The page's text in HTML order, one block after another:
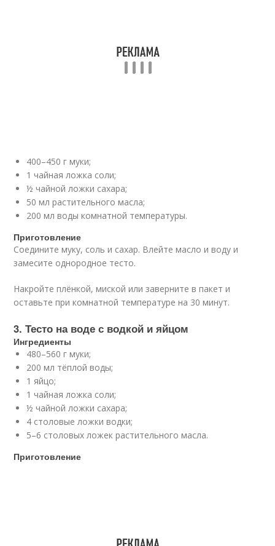
400–450 г муки;
1 чайная ложка соли;
½ чайной ложки сахара;
50 мл растительного масла;
200 мл воды комнатной температуры.
Приготовление
Соедините муку, соль и сахар. Влейте масло и воду и
замесите однородное тесто.
Накройте плёнкой, миской или заверните в пакет и
оставьте при комнатной температуре на 30 минут.
3. Тесто на воде с водкой и яйцом
Ингредиенты
480–560 г муки;
200 мл тёплой воды;
1 яйцо;
1 чайная ложка соли;
½ чайной ложки сахара;
4 столовые ложки водки;
5–6 столовых ложек растительного масла.
Приготовление